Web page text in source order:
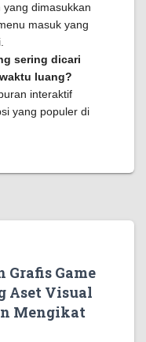
dimasukkan
masuk yang
sering dicari
luang?
interaktif
yang populer di
Grafis Game
Aset Visual
Mengikat